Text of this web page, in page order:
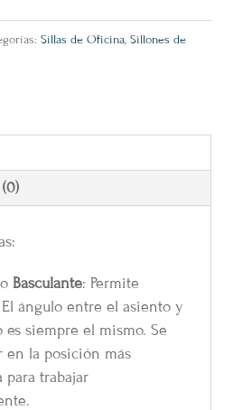
Sillas de Oficina, Sillones de
Basculante: Permite
El ángulo entre el asiento y
es siempre el mismo. Se
en la posición más
para trabajar